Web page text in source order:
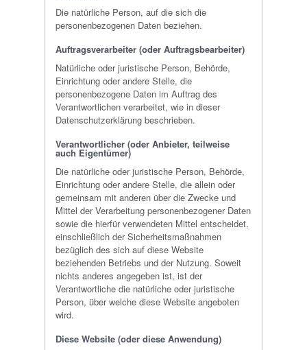
Die natürliche Person, auf die sich die
personenbezogenen Daten beziehen.
Auftragsverarbeiter (oder Auftragsbearbeiter)
Natürliche oder juristische Person, Behörde,
Einrichtung oder andere Stelle, die
personenbezogene Daten im Auftrag des
Verantwortlichen verarbeitet, wie in dieser
Datenschutzerklärung beschrieben.
Verantwortlicher (oder Anbieter, teilweise
auch Eigentümer)
Die natürliche oder juristische Person, Behörde,
Einrichtung oder andere Stelle, die allein oder
gemeinsam mit anderen über die Zwecke und
Mittel der Verarbeitung personenbezogener Daten
sowie die hierfür verwendeten Mittel entscheidet,
einschließlich der Sicherheitsmaßnahmen
bezüglich des sich auf diese Website
beziehenden Betriebs und der Nutzung. Soweit
nichts anderes angegeben ist, ist der
Verantwortliche die natürliche oder juristische
Person, über welche diese Website angeboten
wird.
Diese Website (oder diese Anwendung)